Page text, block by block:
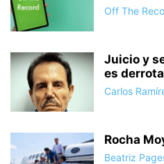
Off The
Juicio y
es
Carlos
Rocha
Beatriz